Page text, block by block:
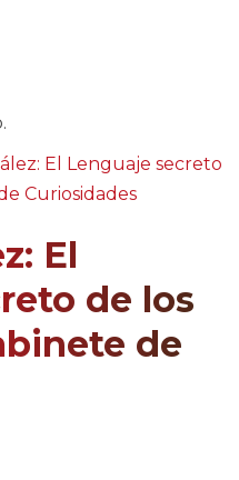
El Lenguaje secreto
Curiosidades
El
de los
de